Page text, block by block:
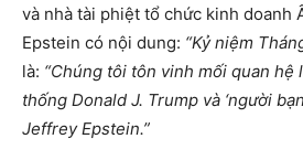
và nhà tài phiệt tổ chức kinh doanh
Epstein có nội dung: “Kỷ niệm
là: “Chúng tôi tôn vinh mối quan hệ
thống Donald J. Trump và ‘người
Jeffrey Epstein.”